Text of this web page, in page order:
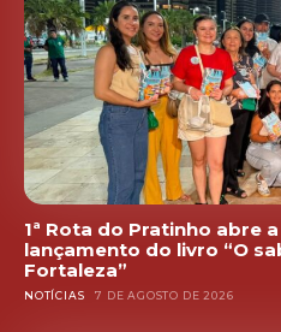
1ª Rota do Pratinho abre
lançamento do livro “O
Fortaleza”
NOTÍCIAS 7 DE AGOSTO DE 2026